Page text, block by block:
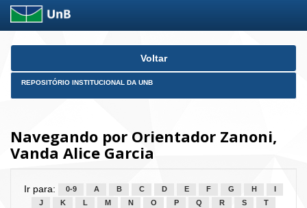
Skip
Voltar
REPOSITÓRIO INSTITUCIONAL DA UNB
Navegando por Orientador Zanoni,
Vanda Alice Garcia
Ir para: 0-9 A B C D E F G H
J
K L M N O P Q R S
T